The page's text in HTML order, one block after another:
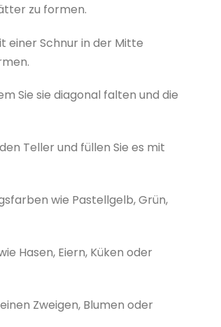
zu formen.
einer Schnur in der Mitte
Sie sie diagonal falten und die
Teller und füllen Sie es mit
wie Pastellgelb, Grün,
Hasen, Eiern, Küken oder
Zweigen, Blumen oder